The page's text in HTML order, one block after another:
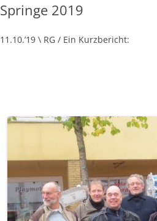
2016
VOR 2016 …
Springe 2019
11.10.’19 \ RG / Ein Kurzbericht: